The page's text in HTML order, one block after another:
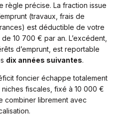
règle précise. La fraction issue
(travaux, frais de
est déductible de votre
10 700 € par an. L’excédent,
d’emprunt, est reportable
dix années suivantes.
foncier échappe totalement
fiscales, fixé à 10 000 €
combiner librement avec